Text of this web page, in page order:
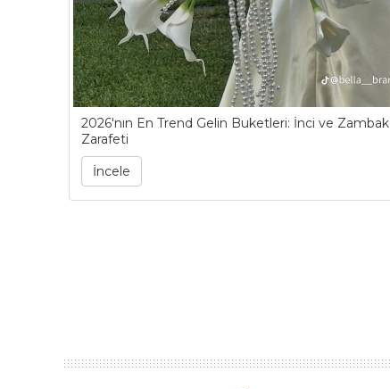
2026'nın En Trend Gelin Buketleri: İnci ve Zambak
Zarafeti
İncele